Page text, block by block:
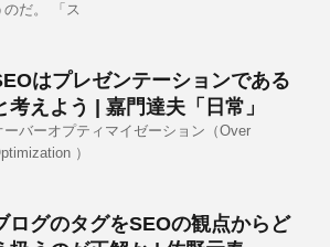
のだ。 「ス
はプレゼンテーションである
考えよう | 嘉門達夫「日常」
ーバーオプティマイゼーション（Over
）
ログのタグをSEOの観点からど